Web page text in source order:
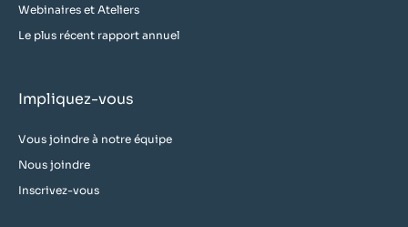
Webinaires et Ateliers
Le plus récent rapport annuel
Impliquez-vous
Vous joindre à notre équipe
Nous joindre
Inscrivez-vous